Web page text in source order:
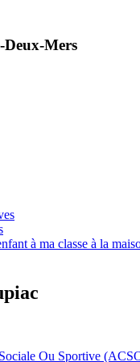
Deux-Mers
à ma classe à la
Ou Sportive